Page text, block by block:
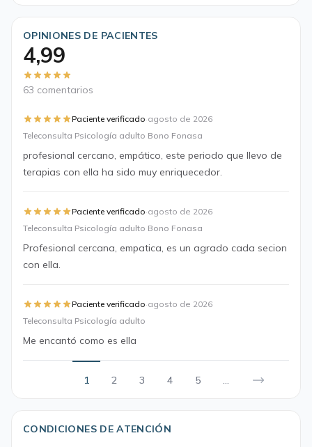
OPINIONES DE PACIENTES
4,99
63 comentarios
Paciente verificado·agosto de 2026
Teleconsulta Psicología adulto Bono Fonasa
profesional cercano, empático, este periodo que llevo de
terapias con ella ha sido muy enriquecedor.
Paciente verificado·agosto de 2026
Teleconsulta Psicología adulto Bono Fonasa
Profesional cercana, empatica, es un agrado cada secion
con ella.
Paciente verificado·agosto de 2026
Teleconsulta Psicología adulto
Me encantó como es ella
1 2 3 4 5 ...
CONDICIONES DE ATENCIÓN